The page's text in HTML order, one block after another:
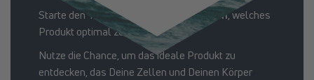
Starte den Test und erfahre in 5 Schritten , welches
Produkt optimal zu Dir passt.
Nutze die Chance, um das ideale Produkt zu
entdecken, das Deine Zellen und Deinen Körper